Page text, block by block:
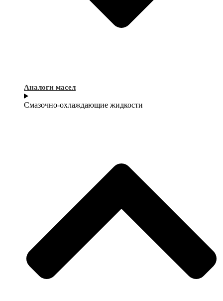
Аналоги масел
Смазочно-охлаждающие жидкости